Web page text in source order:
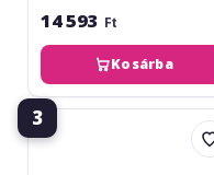
14 593 Ft
Kosárba
3
Sennheiser
NT